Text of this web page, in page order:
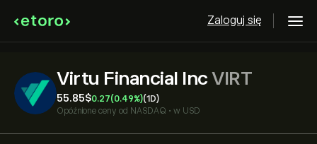
Zaloguj się
Virtu Financial Inc VIRT
55.85‎$‎0.27(0.49%)(1D)
Opóźnione ceny od NASDAQ • w USD